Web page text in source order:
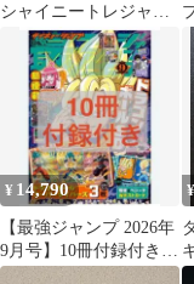
シャイニートレジャー
ex 2BOX
¥ 14,790
【最強ジャンプ 2026年
9月号】10冊付録付き
ドラゴンボールカード
¥